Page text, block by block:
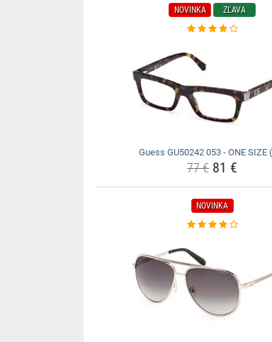
NOVINKA ZĽAVA
Guess GU50242 053 - ONE SIZE
77 €81 €
NOVINKA